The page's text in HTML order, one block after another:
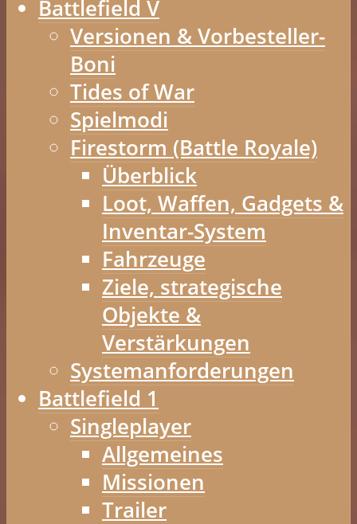
Battlefield V
Versionen & Vorbesteller-
Boni
Tides of War
Spielmodi
Firestorm (Battle Royale)
Überblick
Loot, Waffen, Gadgets &
Inventar-System
Fahrzeuge
Ziele, strategische
Objekte &
Verstärkungen
Systemanforderungen
Battlefield 1
Singleplayer
Allgemeines
Missionen
Trailer